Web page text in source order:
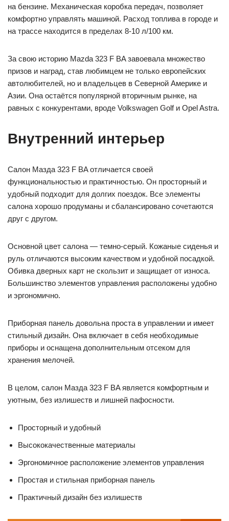
на бензине. Механическая коробка передач, позволяет
комфортно управлять машиной. Расход топлива в городе и
на трассе находится в пределах 8-10 л/100 км.
За свою историю Mazda 323 F BA завоевала множество
призов и наград, став любимцем не только европейских
автолюбителей, но и владельцев в Северной Америке и
Азии. Она остаётся популярной вторичным рынке, на
равных с конкурентами, вроде Volkswagen Golf и Opel Astra.
Внутренний интерьер
Салон Мазда 323 F BA отличается своей
функциональностью и практичностью. Он просторный и
удобный подходит для долгих поездок. Все элементы
салона хорошо продуманы и сбалансировано сочетаются
друг с другом.
Основной цвет салона — темно-серый. Кожаные сиденья и
руль отличаются высоким качеством и удобной посадкой.
Обивка дверных карт не скользит и защищает от износа.
Большинство элементов управления расположены удобно
и эргономично.
Приборная панель довольна проста в управлении и имеет
стильный дизайн. Она включает в себя необходимые
приборы и оснащена дополнительным отсеком для
хранения мелочей.
В целом, салон Мазда 323 F BA является комфортным и
уютным, без излишеств и лишней пафосности.
Просторный и удобный
Высококачественные материалы
Эргономичное расположение элементов управления
Простая и стильная приборная панель
Практичный дизайн без излишеств